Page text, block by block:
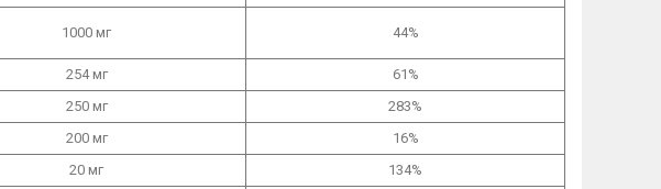
1000 мг 44%
254 мг
61%
250 мг
283%
200 мг
16%
20 мг
134%